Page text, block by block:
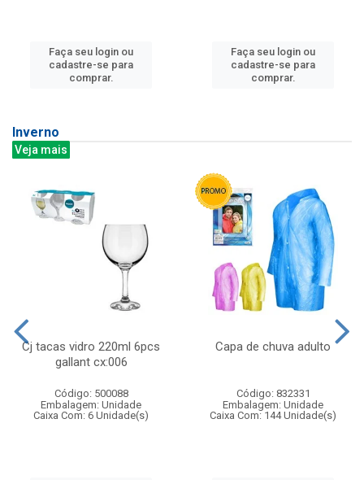
Faça seu login ou
cadastre-se para
comprar.
Faça seu login ou
cadastre-se para
comprar.
Inverno
Veja mais
Cj tacas vidro 220ml 6pcs
gallant cx:006
Código: 500088
Embalagem: Unidade
Caixa Com: 6 Unidade(s)
Capa de chuva adulto
Código: 832331
Embalagem: Unidade
Caixa Com: 144 Unidade(s)